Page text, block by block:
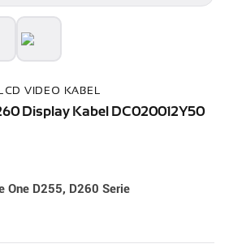
VIDEO KABEL
Display Kabel DC020012Y50
One D255, D260 Serie